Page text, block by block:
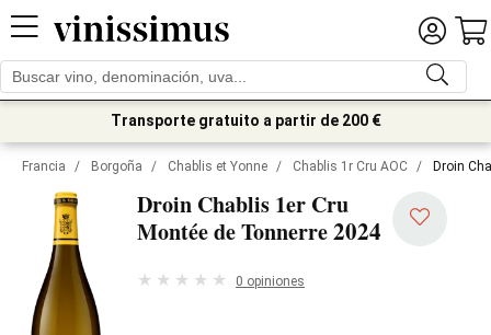
Transporte gratuito a partir de 200 €
Francia / Borgoña / Chablis et Yonne / Chablis 1r Cru AOC / Droin
Droin Chablis 1er Cru
Montée de Tonnerre2024
0 opiniones